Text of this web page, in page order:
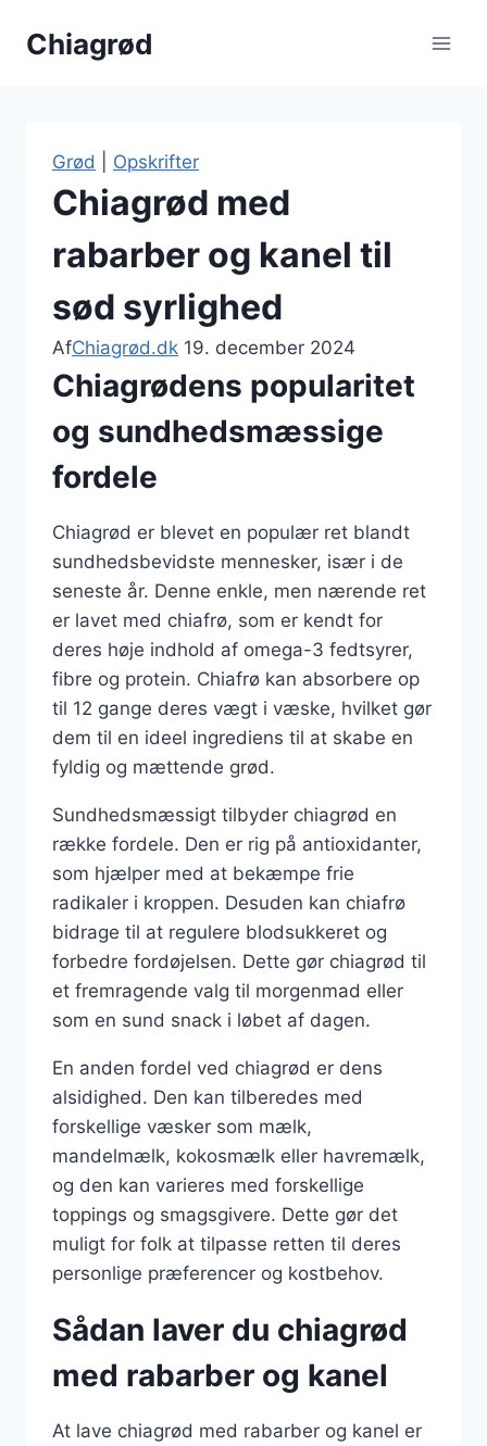
Chiagrød
Grød Opskrifter
Chiagrød med
rabarber og kanel til
sød syrlighed
AfChiagrød.dk 19. december 2024
Chiagrødens popularitet
og sundhedsmæssige
fordele
Chiagrød er blevet en populær ret blandt
sundhedsbevidste mennesker, især i de
seneste år. Denne enkle, men nærende ret
er lavet med chiafrø, som er kendt for
deres høje indhold af omega-3 fedtsyrer,
fibre og protein. Chiafrø kan absorbere op
til 12 gange deres vægt i væske, hvilket gør
dem til en ideel ingrediens til at skabe en
fyldig og mættende grød.
Sundhedsmæssigt tilbyder chiagrød en
række fordele. Den er rig på antioxidanter,
som hjælper med at bekæmpe frie
radikaler i kroppen. Desuden kan chiafrø
bidrage til at regulere blodsukkeret og
forbedre fordøjelsen. Dette gør chiagrød til
et fremragende valg til morgenmad eller
som en sund snack i løbet af dagen.
En anden fordel ved chiagrød er dens
alsidighed. Den kan tilberedes med
forskellige væsker som mælk,
mandelmælk, kokosmælk eller havremælk,
og den kan varieres med forskellige
toppings og smagsgivere. Dette gør det
muligt for folk at tilpasse retten til deres
personlige præferencer og kostbehov.
Sådan laver du chiagrød
med rabarber og kanel
At lave chiagrød med rabarber og kanel er